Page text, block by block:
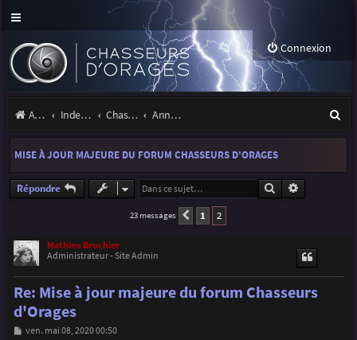
Connexion
Accueil Index du forum Chasseurs d'Orages Annonces, actualités et information du site et du forum
e
h
MISE À JOUR MAJEURE DU FORUM CHASSEURS D'ORAGES
Répondre Rechercher
23 messages Précédente
1 2
Mathieu Brochier
Administrateur - Site Admin
Re: Mise à jour majeure du forum Chasseurs
d'Orages
M
ven. mai 08, 2020 00:50